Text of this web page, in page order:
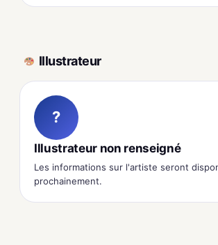
Illustrateur
?
Illustrateur non renseigné
Les informations sur l'artiste seront
prochainement.